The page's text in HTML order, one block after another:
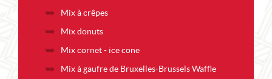
Mix à crêpes
Mix donuts
Mix cornet - ice cone
Mix à gaufre de Bruxelles-Brussels Waffle